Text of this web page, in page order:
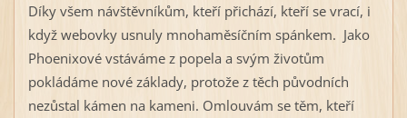
Díky všem návštěvníkům, kteří přichází, kteří se vrací, i
když webovky usnuly mnohaměsíčním spánkem. Jako
Phoenixové vstáváme z popela a svým životům
pokládáme nové základy, protože z těch původních
nezůstal kámen na kameni. Omlouvám se těm, kteří